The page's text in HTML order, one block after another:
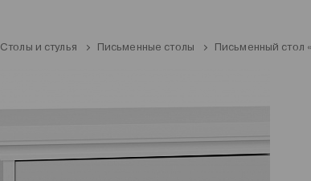
Столы и стулья Письменные столы Письменный стол